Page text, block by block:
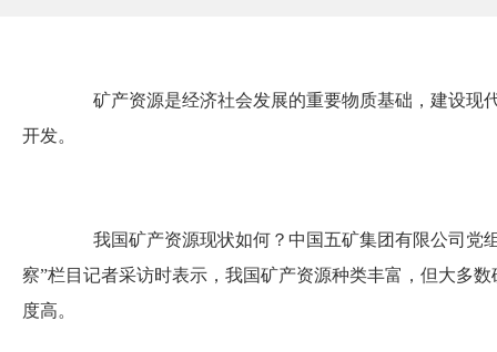
矿产资源是经济社会发展的重要物质基础，建设现
开发。
我国矿产资源现状如何？中国五矿集团有限公司党
察”栏目记者采访时表示，我国矿产资源种类丰富，但大多
度高。